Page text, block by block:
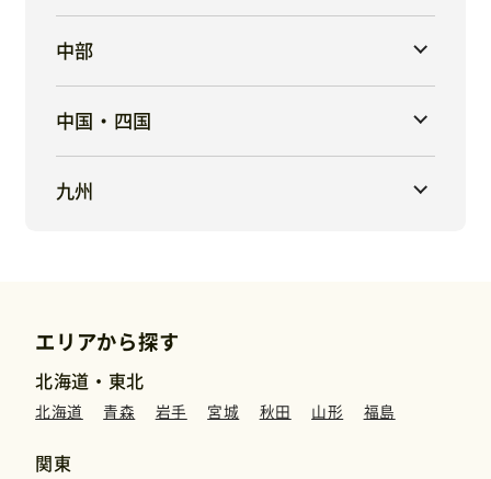
中部
中国・四国
九州
エリアから探す
北海道・東北
北海道 青森 岩手 宮城 秋田 山形 福島
関東